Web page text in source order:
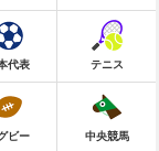
代表 テニス
ビー 中央競馬